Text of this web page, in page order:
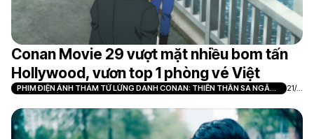
Conan Movie 29 vượt mặt nhiều bom tấn
Hollywood, vươn top 1 phòng vé Việt
PHIM ĐIỆN ẢNH THÁM TỬ LỪNG DANH CONAN: THIÊN THẦN SA NGÃ
TRÊN XA LỘ
21/0